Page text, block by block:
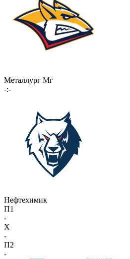
Металлург Мг
-:-
Нефтехимик
П1
-
X
-
П2
-